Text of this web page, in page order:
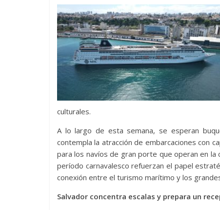
culturales.
A lo largo de esta semana, se esperan
contempla la atracción de embarcaciones con
para los navíos de gran porte que operan en
período carnavalesco refuerzan el papel
conexión entre el turismo marítimo y los
Salvador concentra escalas y prepara un